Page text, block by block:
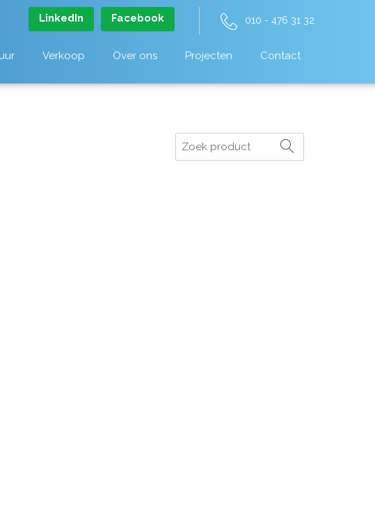
LinkedIn Facebook 010 - 476 31 32
Verkoop Over ons Projecten Contact
Zoeken